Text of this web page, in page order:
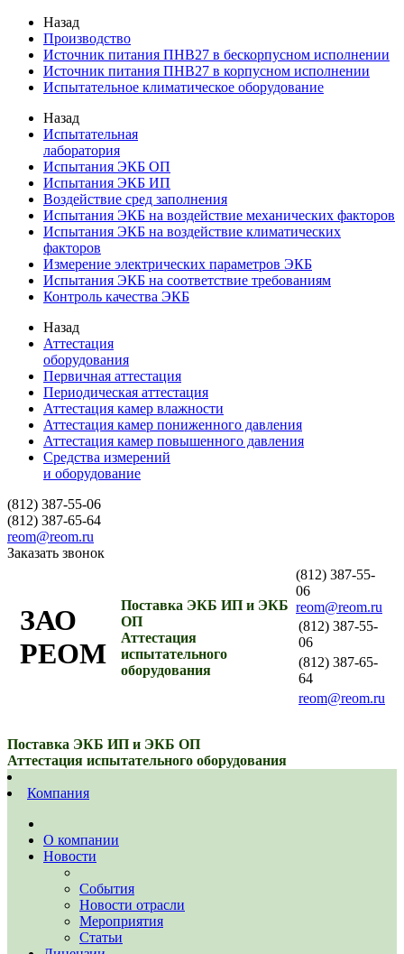
Назад
Производство
Источник питания ПНВ27 в бескорпусном исполнении
Источник питания ПНВ27 в корпусном исполнении
Испытательное климатическое оборудование
Назад
Испытательная
лаборатория
Испытания ЭКБ ОП
Испытания ЭКБ ИП
Воздействие сред заполнения
Испытания ЭКБ на воздействие механических факторов
Испытания ЭКБ на воздействие климатических
факторов
Измерение электрических параметров ЭКБ
Испытания ЭКБ на соответствие требованиям
Контроль качества ЭКБ
Назад
Аттестация
оборудования
Первичная аттестация
Периодическая аттестация
Аттестация камер влажности
Аттестация камер пониженного давления
Аттестация камер повышенного давления
Средства измерений
и оборудование
(812) 387-55-06
(812) 387-65-64
reom@reom.ru
Заказать звонок
ЗАО
РЕОМ
Поставка ЭКБ ИП и ЭКБ
ОП
Аттестация
испытательного
оборудования
(812) 387-55-
06
reom@reom.ru
(812) 387-55-
06
(812) 387-65-
64
reom@reom.ru
Поставка ЭКБ ИП и ЭКБ ОП
Аттестация испытательного оборудования
Компания
О компании
Новости
События
Новости отрасли
Мероприятия
Статьи